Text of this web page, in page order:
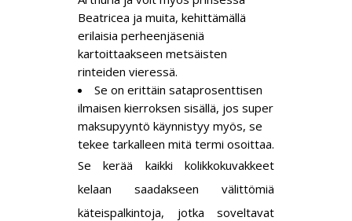
Beatricea ja muita, kehittämällä
erilaisia perheenjäseniä
kartoittaakseen metsäisten
rinteiden vieressä.
Se on erittäin sataprosenttisen
ilmaisen kierroksen sisällä, jos super
maksupyyntö käynnistyy myös, se
tekee tarkalleen mitä termi osoittaa.
Se kerää kaikki kolikkokuvakkeet
kelaan saadakseen välittömiä
käteispalkintoja, jotka soveltavat